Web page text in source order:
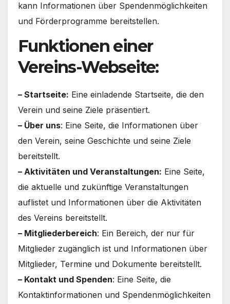
kann Informationen über Spendenmöglichkeiten
und Förderprogramme bereitstellen.
Funktionen einer
Vereins-Webseite:
– Startseite: Eine einladende Startseite, die den
Verein und seine Ziele präsentiert.
– Über uns: Eine Seite, die Informationen über
den Verein, seine Geschichte und seine Ziele
bereitstellt.
– Aktivitäten und Veranstaltungen: Eine Seite,
die aktuelle und zukünftige Veranstaltungen
auflistet und Informationen über die Aktivitäten
des Vereins bereitstellt.
– Mitgliederbereich: Ein Bereich, der nur für
Mitglieder zugänglich ist und Informationen über
Mitglieder, Termine und Dokumente bereitstellt.
– Kontakt und Spenden: Eine Seite, die
Kontaktinformationen und Spendenmöglichkeiten